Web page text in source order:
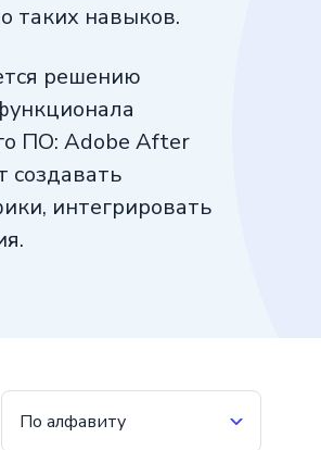
таких навыков.
решению
ПО: Adobe After
создавать
интегрировать
По алфавиту